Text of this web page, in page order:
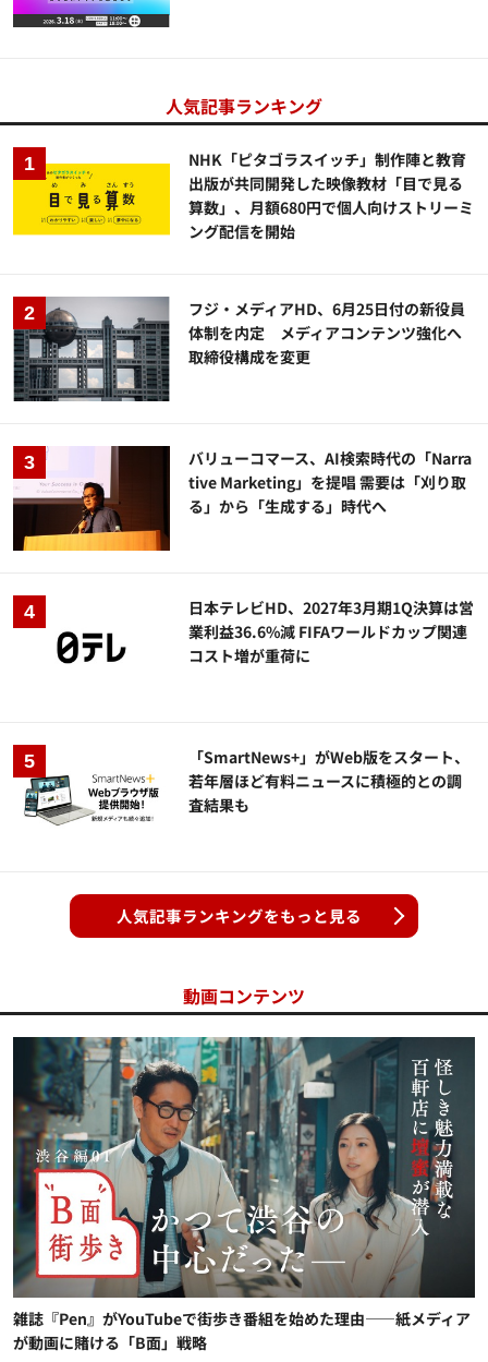
人気記事ランキング
NHK「ピタゴラスイッチ」制作陣と教育
出版が共同開発した映像教材「目で見る
算数」、月額680円で個人向けストリーミ
ング配信を開始
フジ・メディアHD、6月25日付の新役員
体制を内定 メディアコンテンツ強化へ
取締役構成を変更
バリューコマース、AI検索時代の「Narra
tive Marketing」を提唱 需要は「刈り取
る」から「生成する」時代へ
日本テレビHD、2027年3月期1Q決算は営
業利益36.6%減 FIFAワールドカップ関連
コスト増が重荷に
「SmartNews+」がWeb版をスタート、
若年層ほど有料ニュースに積極的との調
査結果も
人気記事ランキングをもっと見る
動画コンテンツ
雑誌『Pen』がYouTubeで街歩き番組を始めた理由——紙メディア
が動画に賭ける「B面」戦略